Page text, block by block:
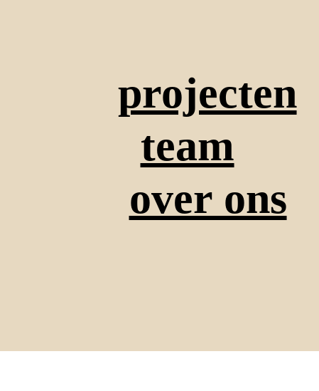
projecten
team
over ons